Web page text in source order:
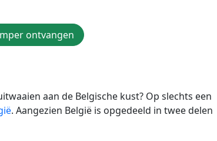
ontvangen
aan de Belgische kust? Op slechts een
. Aangezien België is opgedeeld in twee delen